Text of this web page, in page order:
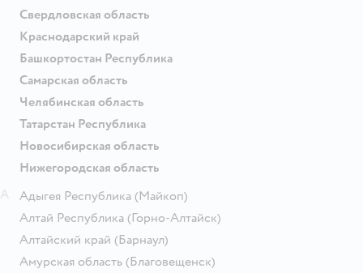
Свердловская область
Краснодарский край
Башкортостан Республика
Самарская область
Челябинская область
Татарстан Республика
Новосибирская область
Нижегородская область
Адыгея Республика (Майкоп)
Алтай Республика (Горно-Алтайск)
Алтайский край (Барнаул)
Амурская область (Благовещенск)